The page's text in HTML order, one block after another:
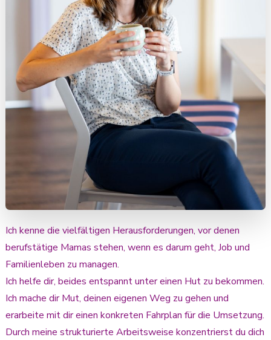
Ich kenne die vielfältigen Herausforderungen, vor denen
berufstätige Mamas stehen, wenn es darum geht, Job und
Familienleben zu managen.
Ich helfe dir, beides entspannt unter einen Hut zu bekommen.
Ich mache dir Mut, deinen eigenen Weg zu gehen und
erarbeite mit dir einen konkreten Fahrplan für die Umsetzung.
Durch meine strukturierte Arbeitsweise konzentrierst du dich